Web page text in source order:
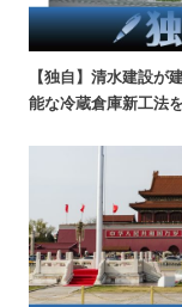
【独自】清水建設が
能な冷蔵倉庫新工法